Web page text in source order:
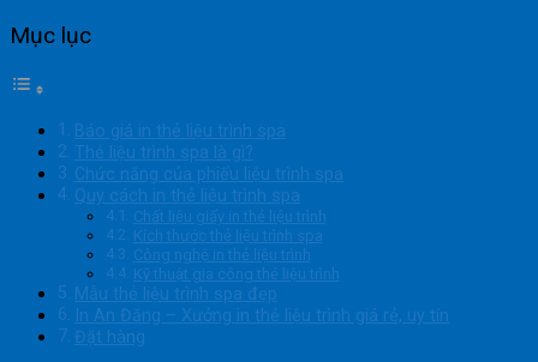
Mục lục
Báo giá in thẻ liệu trình spa
Thẻ liệu trình spa là gì?
Chức năng của phiếu liệu trình spa
Quy cách in thẻ liệu trình spa
Chất liệu giấy in thẻ liệu trình
Kích thước thẻ liệu trình spa
Công nghệ in thẻ liệu trình
Kỹ thuật gia công thẻ liệu trình
Mẫu thẻ liệu trình spa đẹp
In An Đăng – Xưởng in thẻ liệu trình giá rẻ, uy tín
Đặt hàng